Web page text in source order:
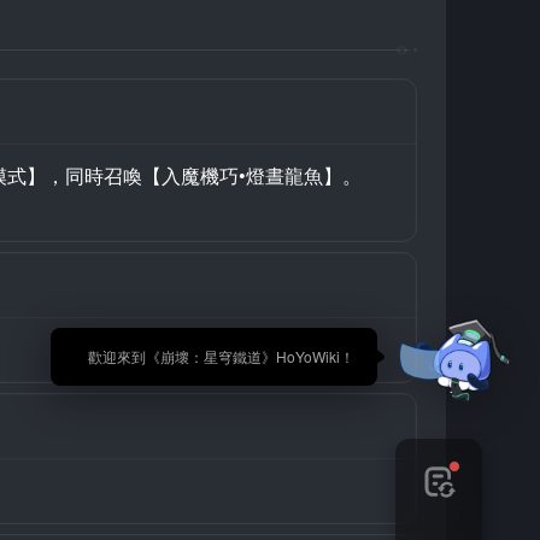
🎉 歡迎來到《崩壞：星穹鐵道》HoYoWiki！
】，同時召喚【入魔機巧•燈晝龍魚】。